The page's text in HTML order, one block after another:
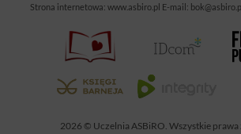
Strona internetowa: www.asbiro.pl E-mail:
2026 © Uczelnia ASBiRO. Wszystkie prawa